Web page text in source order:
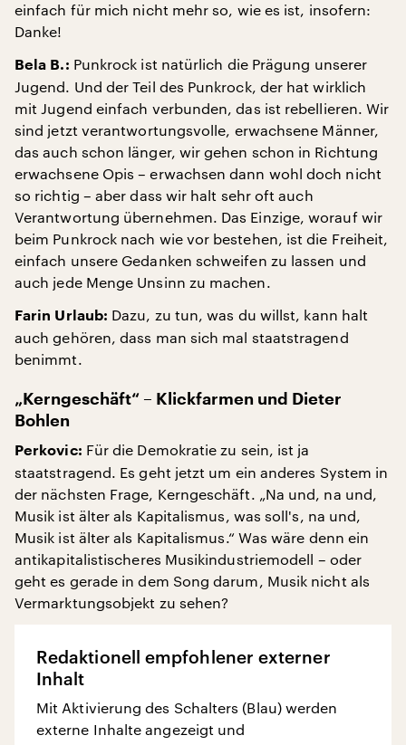
einfach für mich nicht mehr so, wie es ist, insofern:
Danke!
Bela B.: Punkrock ist natürlich die Prägung unserer
Jugend. Und der Teil des Punkrock, der hat wirklich
mit Jugend einfach verbunden, das ist rebellieren. Wir
sind jetzt verantwortungsvolle, erwachsene Männer,
das auch schon länger, wir gehen schon in Richtung
erwachsene Opis – erwachsen dann wohl doch nicht
so richtig – aber dass wir halt sehr oft auch
Verantwortung übernehmen. Das Einzige, worauf wir
beim Punkrock nach wie vor bestehen, ist die Freiheit,
einfach unsere Gedanken schweifen zu lassen und
auch jede Menge Unsinn zu machen.
Farin Urlaub: Dazu, zu tun, was du willst, kann halt
auch gehören, dass man sich mal staatstragend
benimmt.
„Kerngeschäft“ – Klickfarmen und Dieter
Bohlen
Perkovic: Für die Demokratie zu sein, ist ja
staatstragend. Es geht jetzt um ein anderes System in
der nächsten Frage, Kerngeschäft. „Na und, na und,
Musik ist älter als Kapitalismus, was soll's, na und,
Musik ist älter als Kapitalismus.“ Was wäre denn ein
antikapitalistischeres Musikindustriemodell – oder
geht es gerade in dem Song darum, Musik nicht als
Vermarktungsobjekt zu sehen?
Redaktionell empfohlener externer
Inhalt
Mit Aktivierung des Schalters (Blau) werden
externe Inhalte angezeigt und